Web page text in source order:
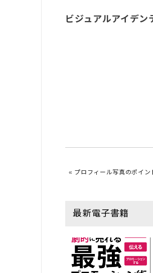
ビジュアルアイデ
« プロフィール写真のポイン
最新電子書籍